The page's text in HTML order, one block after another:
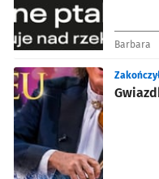
Barbara